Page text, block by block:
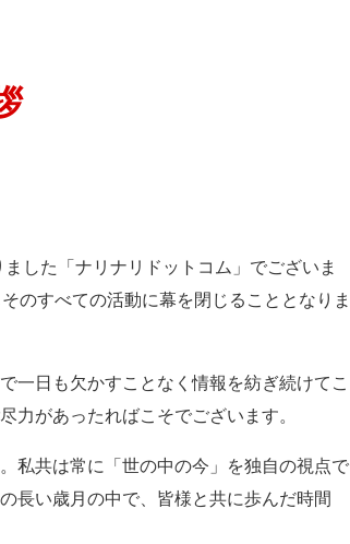
した「ナリナリドットコム」でございま
のすべての活動に幕を閉じることとなりま
一日も欠かすことなく情報を紡ぎ続けてこ
力があったればこそでございます。
私共は常に「世の中の今」を独自の視点で
長い歳月の中で、皆様と共に歩んだ時間